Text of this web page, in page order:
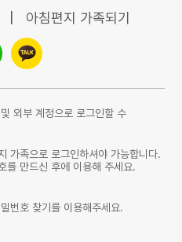
아침편지 가족되기
외부 계정으로 로그인할 수
가족으로 로그인하셔야 가능합니다.
를 만드신 후에 이용해 주세요.
번호 찾기를 이용해주세요.